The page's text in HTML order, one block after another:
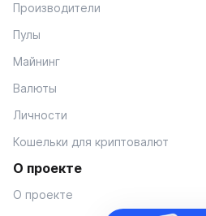
Производители
Пулы
Майнинг
Валюты
Личности
Кошельки для криптовалют
О проекте
О проекте